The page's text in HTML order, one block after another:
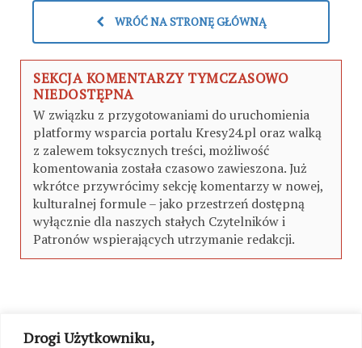
Drogi Użytkowniku,
WRÓĆ NA STRONĘ GŁÓWNĄ
SEKCJA KOMENTARZY TYMCZASOWO
NIEDOSTĘPNA
W związku z przygotowaniami do uruchomienia
platformy wsparcia portalu Kresy24.pl oraz walką
z zalewem toksycznych treści, możliwość
komentowania została czasowo zawieszona. Już
wkrótce przywrócimy sekcję komentarzy w nowej,
kulturalnej formule – jako przestrzeń dostępną
wyłącznie dla naszych stałych Czytelników i
Patronów wspierających utrzymanie redakcji.